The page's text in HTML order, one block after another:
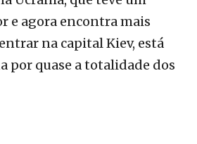
e agora encontra mais
na capital Kiev, está
por quase a totalidade dos